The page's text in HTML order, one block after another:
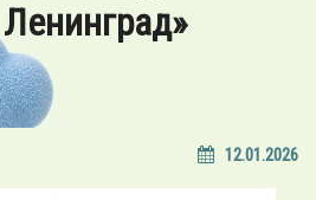
12.01.2026